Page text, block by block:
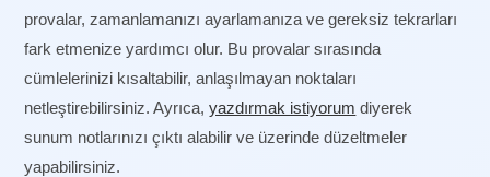
provalar, zamanlamanızı ayarlamanıza ve gereksiz tekrarları
fark etmenize yardımcı olur. Bu provalar sırasında
cümlelerinizi kısaltabilir, anlaşılmayan noktaları
netleştirebilirsiniz. Ayrıca,yazdırmak istiyorum diyerek
sunum notlarınızı çıktı alabilir ve üzerinde düzeltmeler
yapabilirsiniz.